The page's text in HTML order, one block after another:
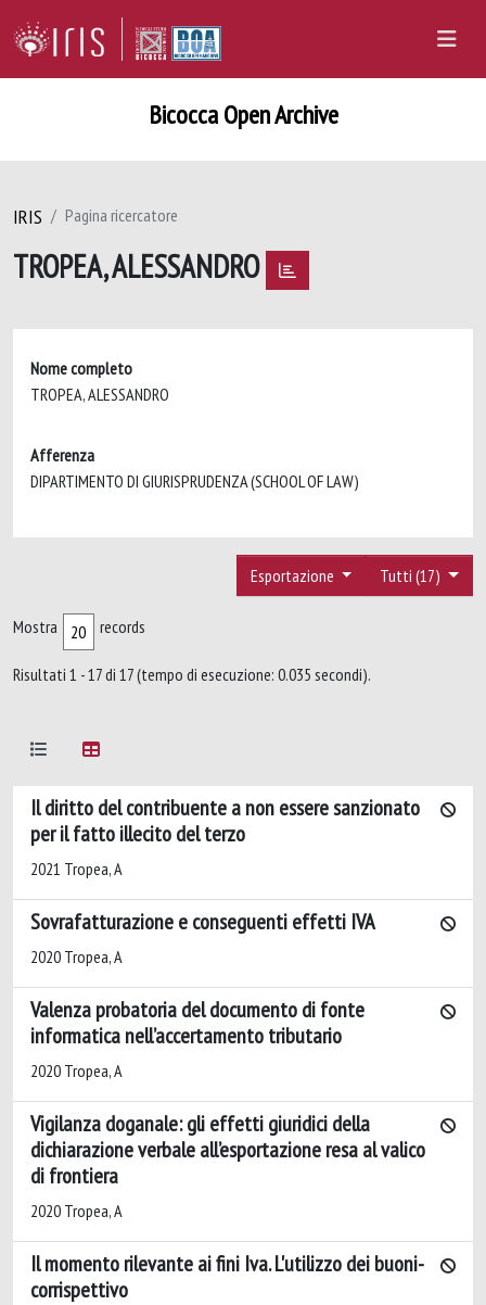
Bicocca Open Archive
IRIS Pagina ricercatore
TROPEA, ALESSANDRO
Nome completo
TROPEA, ALESSANDRO
Afferenza
DIPARTIMENTO DI GIURISPRUDENZA (SCHOOL OF LAW)
Tutti (17)
Esportazione
Mostra records
Risultati 1 - 17 di 17 (tempo di esecuzione: 0.035 secondi).
Il diritto del contribuente a non essere sanzionato
per il fatto illecito del terzo
2021 Tropea, A
Sovrafatturazione e conseguenti effetti IVA
2020 Tropea, A
Valenza probatoria del documento di fonte
informatica nell’accertamento tributario
2020 Tropea, A
Vigilanza doganale: gli effetti giuridici della
dichiarazione verbale all’esportazione resa al valico
di frontiera
2020 Tropea, A
Il momento rilevante ai fini Iva. L'utilizzo dei buoni-
corrispettivo